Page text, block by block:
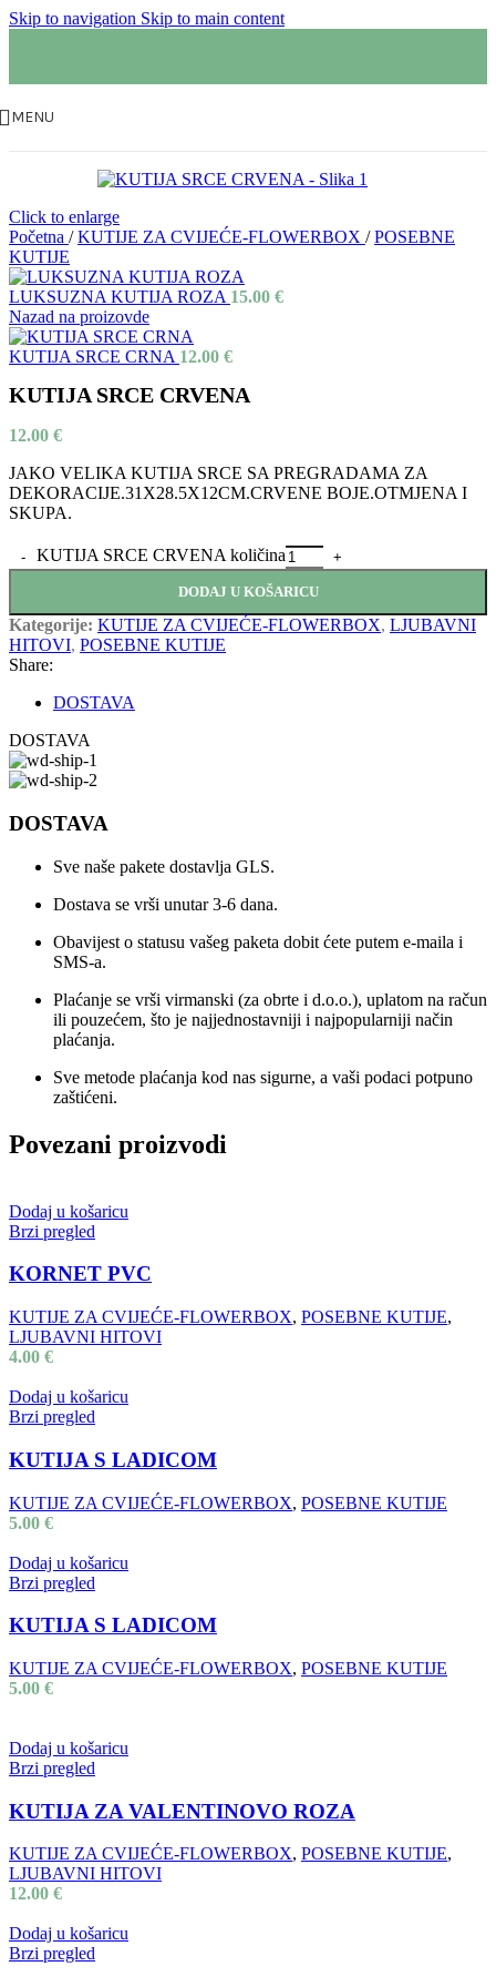
Skip to navigation Skip to main content
MENU
Click to enlarge
Početna / KUTIJE ZA CVIJEĆE-FLOWERBOX / POSEBNE
KUTIJE
LUKSUZNA KUTIJA ROZA 15.00 €
Nazad na proizovde
KUTIJA SRCE CRNA 12.00 €
KUTIJA SRCE CRVENA
12.00 €
JAKO VELIKA KUTIJA SRCE SA PREGRADAMA ZA
DEKORACIJE.31X28.5X12CM.CRVENE BOJE.OTMJENA I
SKUPA.
KUTIJA SRCE CRVENA količina
DODAJ U KOŠARICU
Kategorije: KUTIJE ZA CVIJEĆE-FLOWERBOX, LJUBAVNI
HITOVI, POSEBNE KUTIJE
Share:
DOSTAVA
DOSTAVA
DOSTAVA
Sve naše pakete dostavlja GLS.
Dostava se vrši unutar 3-6 dana.
Obavijest o statusu vašeg paketa dobit ćete putem e-maila i
SMS-a.
Plaćanje se vrši virmanski (za obrte i d.o.o.), uplatom na račun
ili pouzećem, što je najjednostavniji i najpopularniji način
plaćanja.
Sve metode plaćanja kod nas sigurne, a vaši podaci potpuno
zaštićeni.
Povezani proizvodi
Dodaj u košaricu
Brzi pregled
KORNET PVC
KUTIJE ZA CVIJEĆE-FLOWERBOX, POSEBNE KUTIJE,
LJUBAVNI HITOVI
4.00 €
Dodaj u košaricu
Brzi pregled
KUTIJA S LADICOM
KUTIJE ZA CVIJEĆE-FLOWERBOX, POSEBNE KUTIJE
5.00 €
Dodaj u košaricu
Brzi pregled
KUTIJA S LADICOM
KUTIJE ZA CVIJEĆE-FLOWERBOX, POSEBNE KUTIJE
5.00 €
Dodaj u košaricu
Brzi pregled
KUTIJA ZA VALENTINOVO ROZA
KUTIJE ZA CVIJEĆE-FLOWERBOX, POSEBNE KUTIJE,
LJUBAVNI HITOVI
12.00 €
Dodaj u košaricu
Brzi pregled